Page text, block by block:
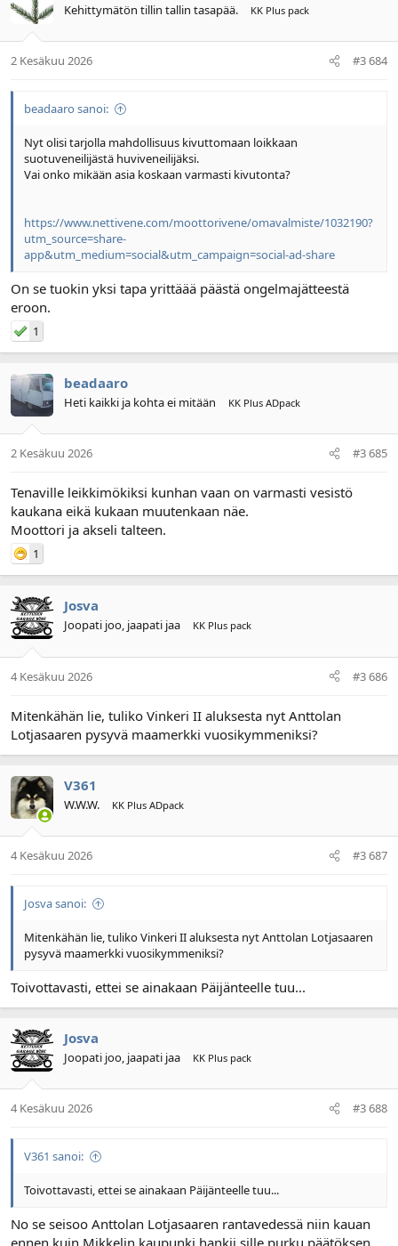
Kehittymätön tillin tallin tasapää. KK Plus pack
2 Kesäkuu 2026 #3 684
beadaaro sanoi:
Nyt olisi tarjolla mahdollisuus kivuttomaan loikkaan
suotuveneilijästä huviveneilijäksi.
Vai onko mikään asia koskaan varmasti kivutonta?
https://www.nettivene.com/moottorivene/omavalmiste/1032190?
utm_source=share-
app&utm_medium=social&utm_campaign=social-ad-share
On se tuokin yksi tapa yrittäää päästä ongelmajätteestä
eroon.
1
beadaaro
Heti kaikki ja kohta ei mitään KK Plus ADpack
2 Kesäkuu 2026 #3 685
Tenaville leikkimökiksi kunhan vaan on varmasti vesistö
kaukana eikä kukaan muutenkaan näe.
Moottori ja akseli talteen.
1
Josva
Joopati joo, jaapati jaa KK Plus pack
4 Kesäkuu 2026 #3 686
Mitenkähän lie, tuliko Vinkeri II aluksesta nyt Anttolan
Lotjasaaren pysyvä maamerkki vuosikymmeniksi?
V361
W.W.W. KK Plus ADpack
4 Kesäkuu 2026 #3 687
Josva sanoi:
Mitenkähän lie, tuliko Vinkeri II aluksesta nyt Anttolan Lotjasaaren
pysyvä maamerkki vuosikymmeniksi?
Toivottavasti, ettei se ainakaan Päijänteelle tuu...
Josva
Joopati joo, jaapati jaa KK Plus pack
4 Kesäkuu 2026 #3 688
V361 sanoi:
Toivottavasti, ettei se ainakaan Päijänteelle tuu...
No se seisoo Anttolan Lotjasaaren rantavedessä niin kauan
ennen kuin Mikkelin kaupunki hankii sille purku päätöksen